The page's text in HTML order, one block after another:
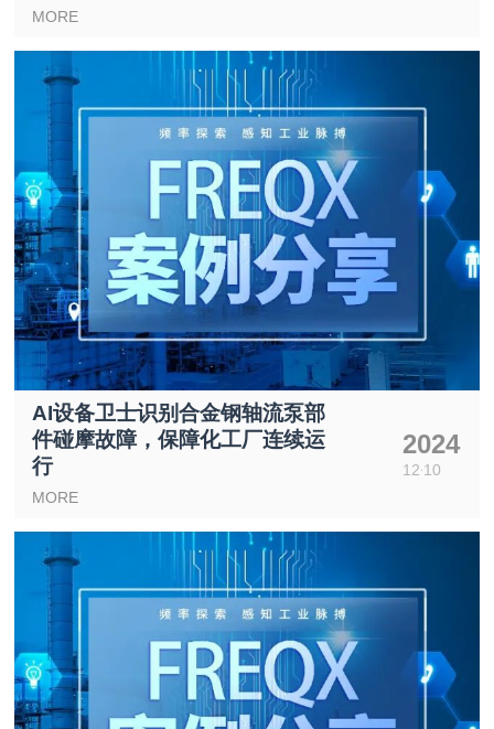
MORE
AI设备卫士识别合金钢轴流泵部
件碰摩故障，保障化工厂连续运
行
MORE
2024
12 10